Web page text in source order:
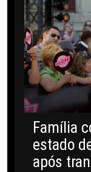
Família
estado
após